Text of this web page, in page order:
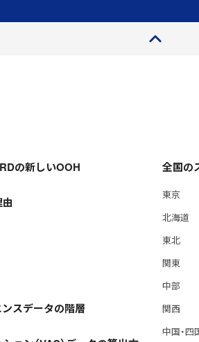
の新しいOOH
スデータの階層
全国の
東京
北海道
東北
関東
中部
関西
中国・四